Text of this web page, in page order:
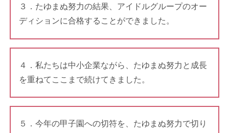
３．たゆまぬ努力の結果、アイドルグループのオー
ディションに合格することができました。
４．私たちは中小企業ながら、たゆまぬ努力と成長
を重ねてここまで続けてきました。
５．今年の甲子園への切符を、たゆまぬ努力で切り